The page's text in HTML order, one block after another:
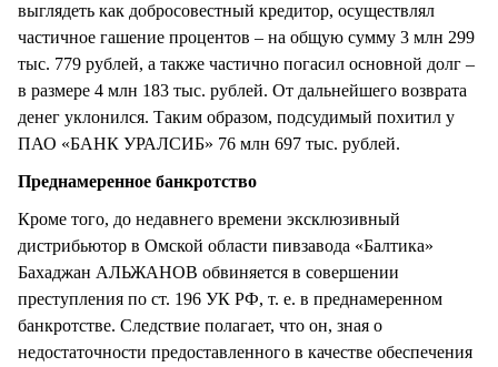
выглядеть как добросовестный кредитор, осуществлял
частичное гашение процентов – на общую сумму 3 млн 299
тыс. 779 рублей, а также частично погасил основной долг –
в размере 4 млн 183 тыс. рублей. От дальнейшего возврата
денег уклонился. Таким образом, подсудимый похитил у
ПАО «БАНК УРАЛСИБ» 76 млн 697 тыс. рублей.
Преднамеренное банкротство
Кроме того, до недавнего времени эксклюзивный
дистрибьютор в Омской области пивзавода «Балтика»
Бахаджан АЛЬЖАНОВ обвиняется в совершении
преступления по ст. 196 УК РФ, т. е. в преднамеренном
банкротстве. Следствие полагает, что он, зная о
недостаточности предоставленного в качестве обеспечения